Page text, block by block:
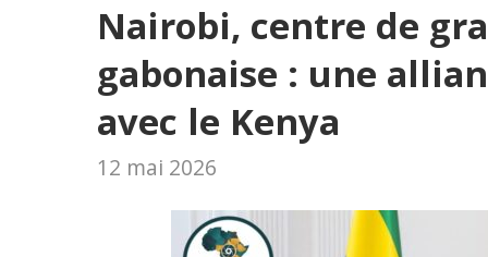
Nairobi, centre de
gabonaise : une
avec le Kenya
12 mai 2026